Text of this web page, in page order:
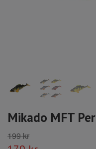
Mikado MFT
199 kr